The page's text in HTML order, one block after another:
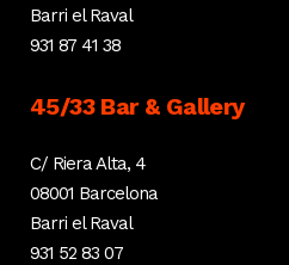
Barri el Raval
931 87 41 38
45/33 Bar & Gallery
C/ Riera Alta, 4
08001 Barcelona
Barri el Raval
931 52 83 07